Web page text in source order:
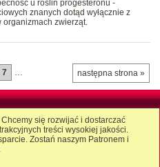
u roślin progesteronu -
znanych dotąd wyłącznie z
organizmach zwierząt.
następna strona »
7 …
się rozwijać i dostarczać
treści wysokiej jakości.
Zostań naszym Patronem i